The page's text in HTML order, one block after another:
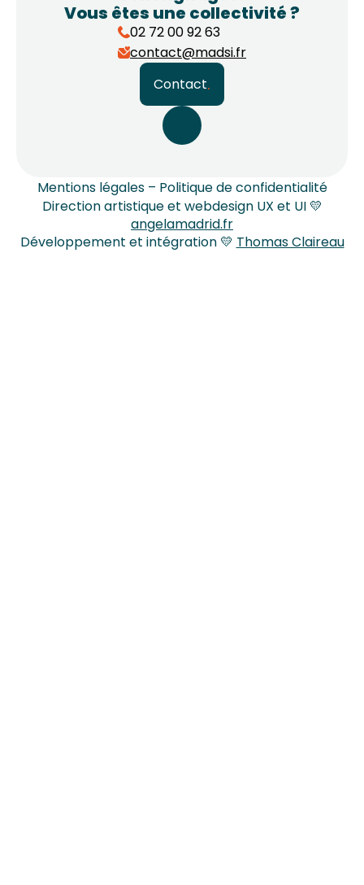
Vous êtes une collectivité ?
Contact
02 72 00 92 63
contact@madsi.fr
Mentions légales – Politique de confidentialité
Direction artistique et webdesign UX et UI 💛
angelamadrid.fr
Développement et intégration 💛 Thomas Claireau